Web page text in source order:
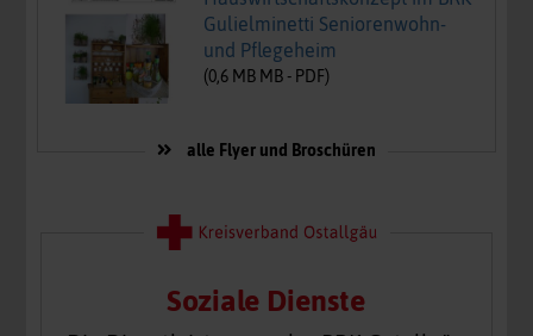
Gulielminetti Seniorenwohn-
und Pflegeheim
(0,6 MB MB - PDF)
alle Flyer und Broschüren
Soziale Dienste